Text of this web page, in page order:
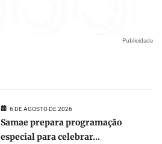
Publicidade
6 DE AGOSTO DE 2026
Samae prepara programação
especial para celebrar...